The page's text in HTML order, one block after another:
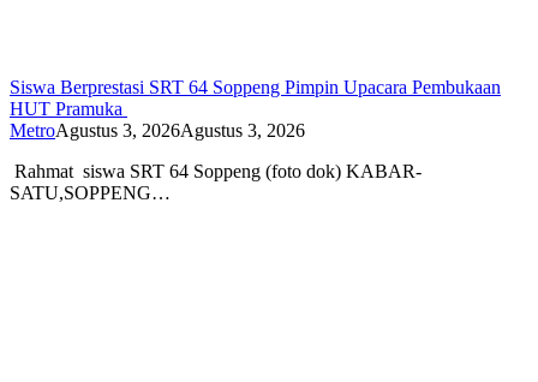
Siswa Berprestasi SRT 64 Soppeng Pimpin Upacara Pembukaan
HUT Pramuka
MetroAgustus 3, 2026Agustus 3, 2026
Rahmat siswa SRT 64 Soppeng (foto dok) KABAR-
SATU,SOPPENG…